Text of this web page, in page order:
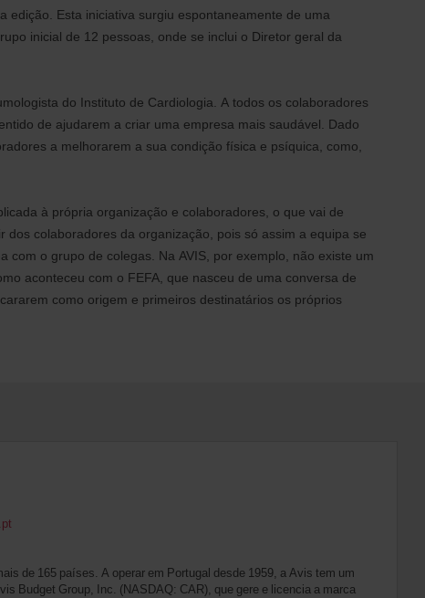
edição. Esta iniciativa surgiu espontaneamente de uma
inicial de 12 pessoas, onde se inclui o Diretor geral da
do Instituto de Cardiologia. A todos os colaboradores
de ajudarem a criar uma empresa mais saudável. Dado
a melhorarem a sua condição física e psíquica, como,
à própria organização e colaboradores, o que vai de
colaboradores da organização, pois só assim a equipa se
o grupo de colegas. Na AVIS, por exemplo, não existe um
aconteceu com o FEFA, que nasceu de uma conversa de
como origem e primeiros destinatários os próprios
de 165 países. A operar em Portugal desde 1959, a Avis tem um
Budget Group, Inc. (NASDAQ: CAR), que gere e licencia a marca